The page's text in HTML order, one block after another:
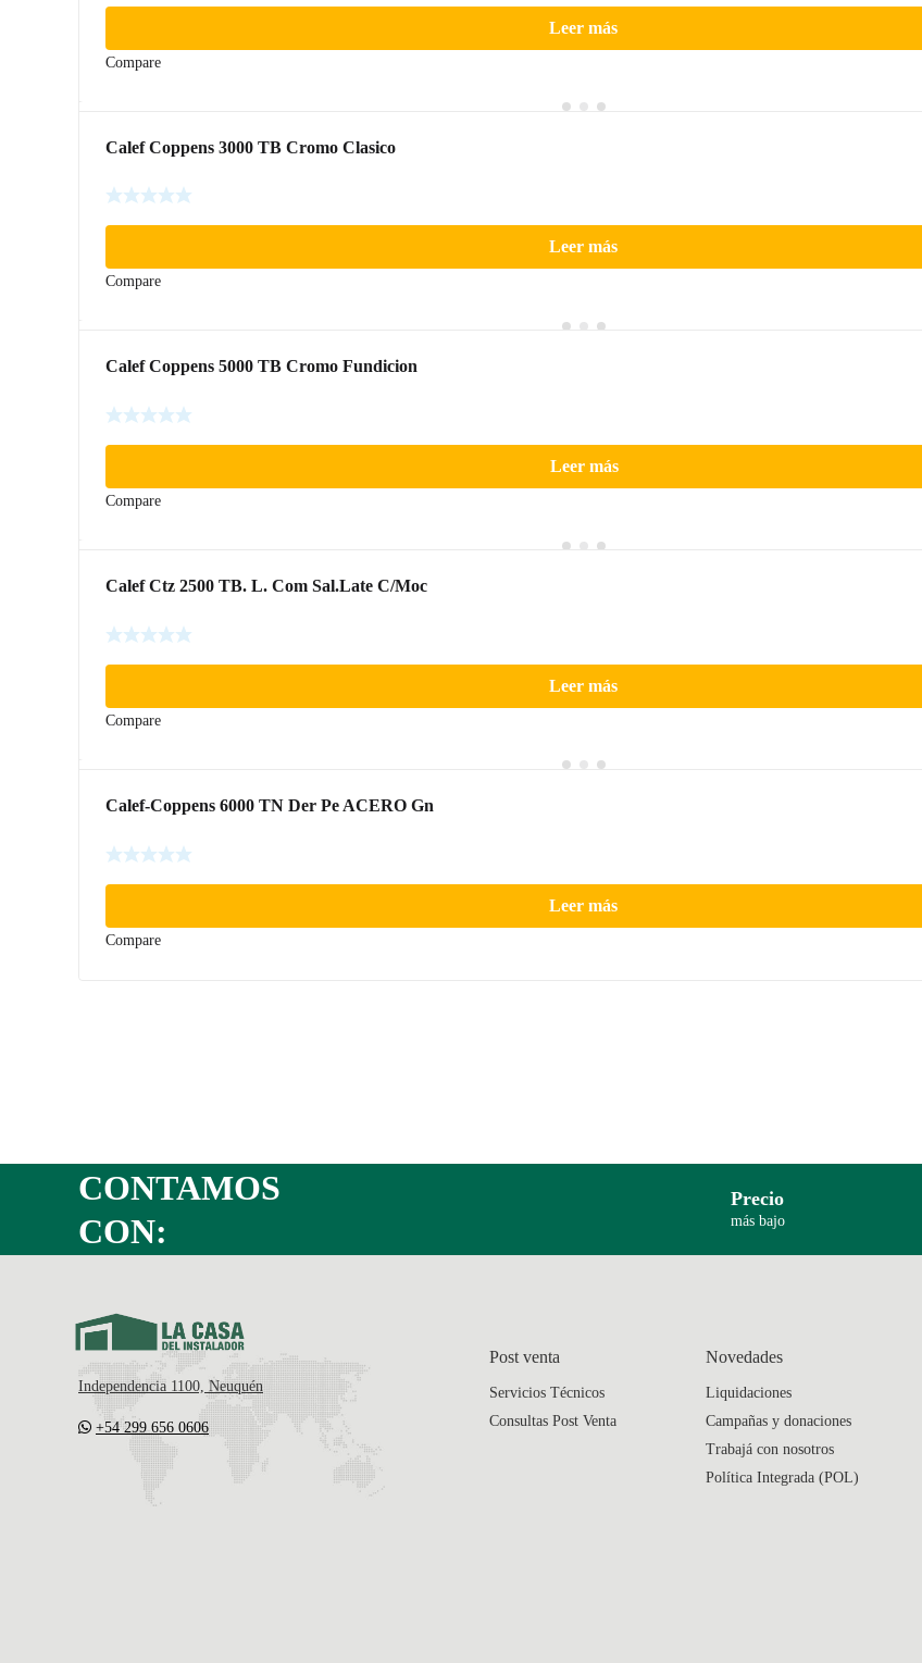
Leer más
Compare
Calef Coppens 3000 TB Cromo Clasico
Leer más
Compare
Calef Coppens 5000 TB Cromo Fundicion
Leer más
Compare
Calef Ctz 2500 TB. L. Com Sal.Late C/Moc
Leer más
Compare
Calef-Coppens 6000 TN Der Pe ACERO Gn
Leer más
Compare
CONTAMOS
CON:
Precio
más bajo
Independencia 1100, Neuquén
+54 299 656 0606
Post venta
Servicios Técnicos
Consultas Post Venta
Novedades
Liquidaciones
Campañas y donaciones
Trabajá con nosotros
Política Integrada (POL)